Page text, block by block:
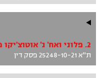
ת"א 25248-10-21 פסק דין